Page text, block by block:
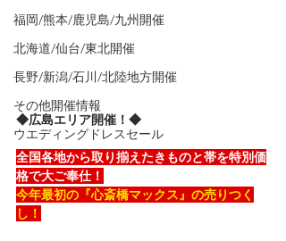
福岡/熊本/鹿児島/九州開催
北海道/仙台/東北開催
長野/新潟/石川/北陸地方開催
その他開催情報
ウエディングドレスセール
◆広島エリア開催！◆
全国各地から取り揃えたきものと帯を特別価
格で大ご奉仕！
今年最初の『心斎橋マックス』の売りつく
し！